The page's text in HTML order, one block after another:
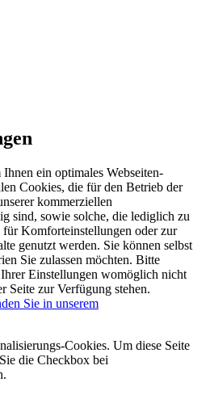
ein optimales Webseiten-
Cookies, die für den Betrieb der
kommerziellen
sind, sowie solche, die lediglich zu
Komforteinstellungen oder zur
genutzt werden. Sie können selbst
Sie zulassen möchten. Bitte
Ihrer Einstellungen womöglich nicht
Seite zur Verfügung stehen.
Sie in unserem
Cookies. Um diese Seite
die Checkbox bei